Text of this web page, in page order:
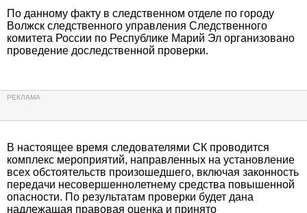
По данному факту в следственном отделе по городу
Волжск следственного управления Следственного
комитета России по Республике Марий Эл организовано
проведение доследственной проверки.
В настоящее время следователями СК проводится
комплекс мероприятий, направленных на установление
всех обстоятельств произошедшего, включая законность
передачи несовершеннолетнему средства повышенной
опасности. По результатам проверки будет дана
надлежащая правовая оценка и принято